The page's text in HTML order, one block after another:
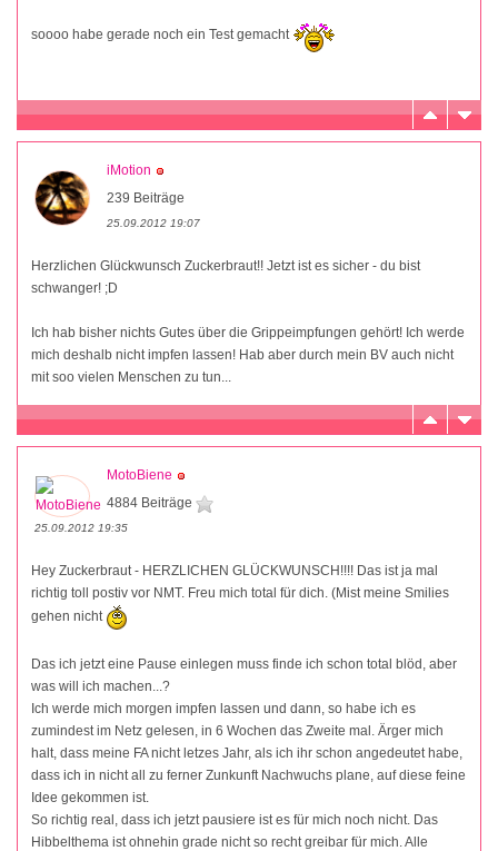
soooo habe gerade noch ein Test gemacht
iMotion
239 Beiträge
25.09.2012 19:07
Herzlichen Glückwunsch Zuckerbraut!! Jetzt ist es sicher - du bist
schwanger! ;D
Ich hab bisher nichts Gutes über die Grippeimpfungen gehört! Ich werde
mich deshalb nicht impfen lassen! Hab aber durch mein BV auch nicht
mit soo vielen Menschen zu tun...
MotoBiene
4884 Beiträge
25.09.2012 19:35
Hey Zuckerbraut - HERZLICHEN GLÜCKWUNSCH!!!! Das ist ja mal
richtig toll postiv vor NMT. Freu mich total für dich. (Mist meine Smilies
gehen nicht
Das ich jetzt eine Pause einlegen muss finde ich schon total blöd, aber
was will ich machen...?
Ich werde mich morgen impfen lassen und dann, so habe ich es
zumindest im Netz gelesen, in 6 Wochen das Zweite mal. Ärger mich
halt, dass meine FA nicht letzes Jahr, als ich ihr schon angedeutet habe,
dass ich in nicht all zu ferner Zunkunft Nachwuchs plane, auf diese feine
Idee gekommen ist.
So richtig real, dass ich jetzt pausiere ist es für mich noch nicht. Das
Hibbelthema ist ohnehin grade nicht so recht greibar für mich. Alle